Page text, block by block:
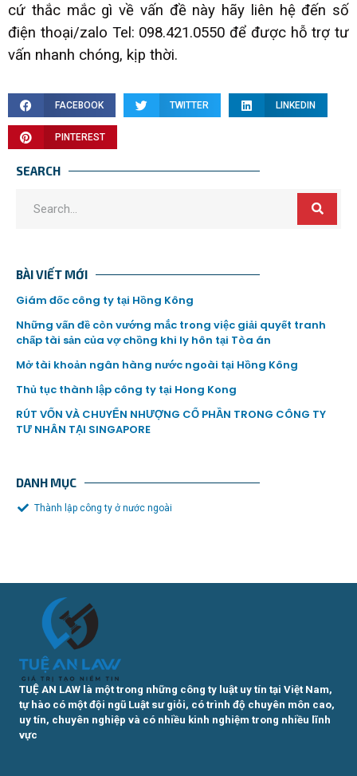
cứ thắc mắc gì về vấn đề này hãy liên hệ đến số
điện thoại/zalo Tel: 098.421.0550 để được hỗ trợ tư
vấn nhanh chóng, kịp thời.
FACEBOOK TWITTER LINKEDIN
PINTEREST
SEARCH
BÀI VIẾT MỚI
Giám đốc công ty tại Hồng Kông
Những vấn đề còn vướng mắc trong việc giải quyết tranh
chấp tài sản của vợ chồng khi ly hôn tại Tòa án
Mở tài khoản ngân hàng nước ngoài tại Hồng Kông
Thủ tục thành lập công ty tại Hong Kong
RÚT VỐN VÀ CHUYỂN NHƯỢNG CỔ PHẦN TRONG CÔNG TY
TƯ NHÂN TẠI SINGAPORE
DANH MỤC
Thành lập công ty ở nước ngoài
TUỆ AN LAW là một trong những công ty luật uy tín tại Việt Nam,
tự hào có một đội ngũ Luật sư giỏi, có trình độ chuyên môn cao,
uy tín, chuyên nghiệp và có nhiều kinh nghiệm trong nhiều lĩnh
vực